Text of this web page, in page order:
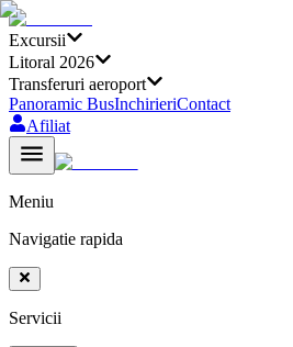
Excursii
Litoral 2026
Transferuri aeroport
Panoramic BusInchirieriContact
Afiliat
Meniu
Navigatie rapida
Servicii